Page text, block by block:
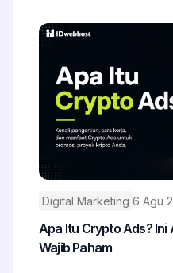
Digital Marketing 6 Agu
Apa Itu Crypto Ads?
Wajib Paham